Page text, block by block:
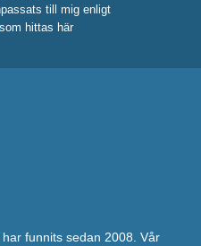
till mig enligt
hittas här
funnits sedan 2008. Vår